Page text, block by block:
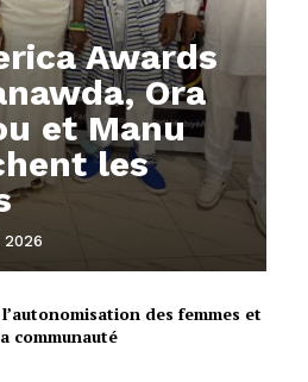
Awards
Ora
et Manu
les
2026
l’autonomisation des femmes et
communauté